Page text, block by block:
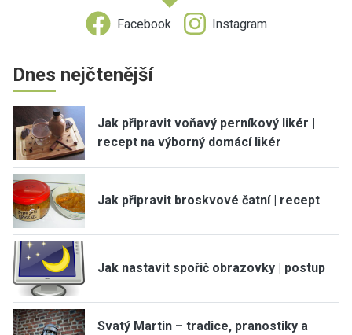
Facebook Instagram
Dnes nejčtenější
Jak připravit voňavý perníkový likér |
recept na výborný domácí likér
Jak připravit broskvové čatní | recept
Jak nastavit spořič obrazovky | postup
Svatý Martin – tradice, pranostiky a